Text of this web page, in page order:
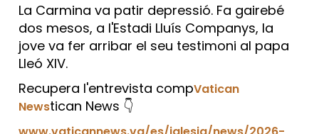
La Carmina va patir depressió. Fa gairebé
dos mesos, a l'Estadi Lluís Companys, la
jove va fer arribar el seu testimoni al papa
Lleó XIV.
Recupera l'entrevista compVatican
Newstican News 👇